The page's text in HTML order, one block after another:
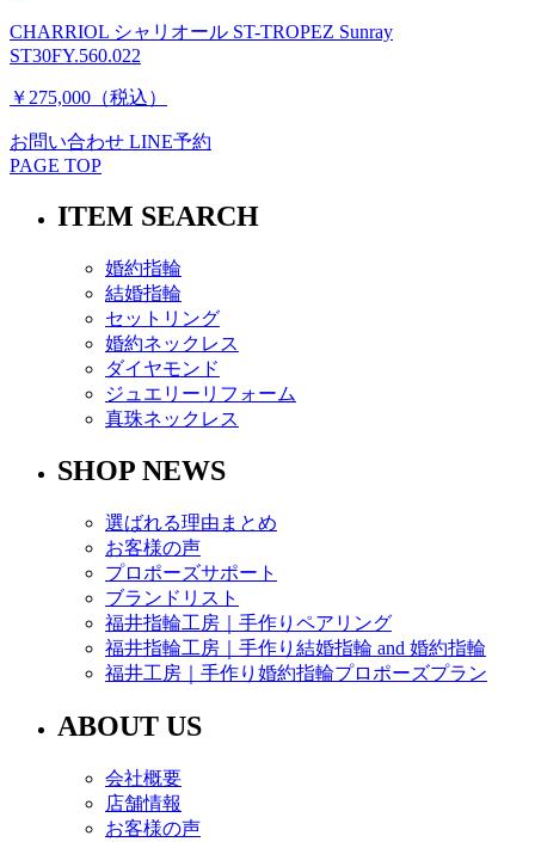
CHARRIOL シャリオール ST-TROPEZ Sunray
ST30FY.560.022
￥275,000（税込）
お問い合わせ LINE予約
PAGE TOP
ITEM SEARCH
婚約指輪
結婚指輪
セットリング
婚約ネックレス
ダイヤモンド
ジュエリーリフォーム
真珠ネックレス
SHOP NEWS
選ばれる理由まとめ
お客様の声
プロポーズサポート
ブランドリスト
福井指輪工房｜手作りペアリング
福井指輪工房｜手作り結婚指輪 and 婚約指輪
福井工房｜手作り婚約指輪プロポーズプラン
ABOUT US
会社概要
店舗情報
お客様の声